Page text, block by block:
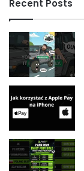
Recent Posts